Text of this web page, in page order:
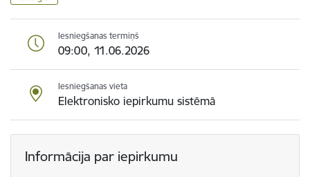
Iesniegšanas termiņš
09:00, 11.06.2026
Iesniegšanas vieta
Elektronisko iepirkumu sistēmā
Informācija par iepirkumu